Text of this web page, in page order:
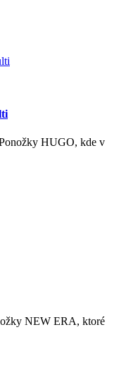
HUGO, kde v
NEW ERA, ktoré